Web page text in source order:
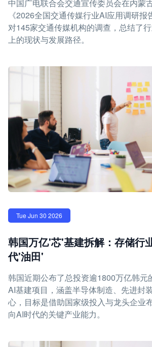
中国广电联合会交通宣传委员会在内蒙
《2026全国交通传媒行业AI应用调研报
对145家交通传媒机构的调查，总结了
上的现状与发展路径。
Tue Jun 30 2026
韩国万亿'芯'基建拆解：存储行
代'油田'
韩国近期公布了总投资逾1800万亿韩元
AI基建项目，涵盖半导体制造、先进封
心，目标是借助国家级投入与龙头企业
向AI时代的关键产业能力。